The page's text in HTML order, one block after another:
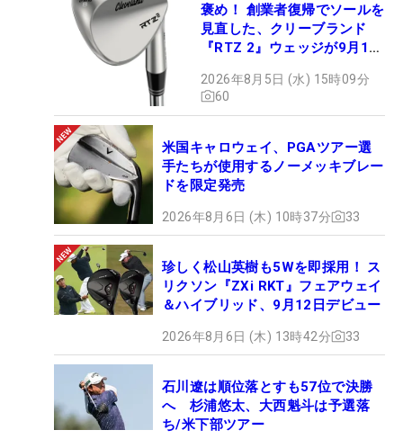
褒め！ 創業者復帰でソールを
見直した、クリーブランド
『RTZ 2』ウェッジが9月12
2026年8月5日 (水) 15時09分
60
米国キャロウェイ、PGAツアー選
手たちが使用するノーメッキブレー
ドを限定発売
2026年8月6日 (木) 10時37分 33
珍しく松山英樹も5Wを即採用！ ス
リクソン『ZXi RKT』フェアウェイ
＆ハイブリッド、9月12日デビュー
2026年8月6日 (木) 13時42分 33
石川遼は順位落とすも57位で決勝
へ 杉浦悠太、大西魁斗は予選落
ち/米下部ツアー